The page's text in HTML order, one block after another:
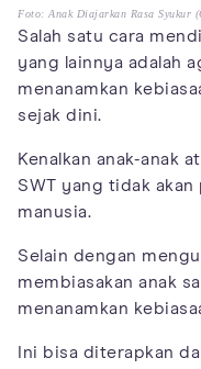
Foto: Anak Diajarkan Rasa Syukur
Salah satu cara
yang lainnya adalah
menanamkan
sejak dini.
Kenalkan anak-anak
SWT yang tidak
manusia.
Selain dengan
membiasakan anak
menanamkan
Ini bisa diterapkan